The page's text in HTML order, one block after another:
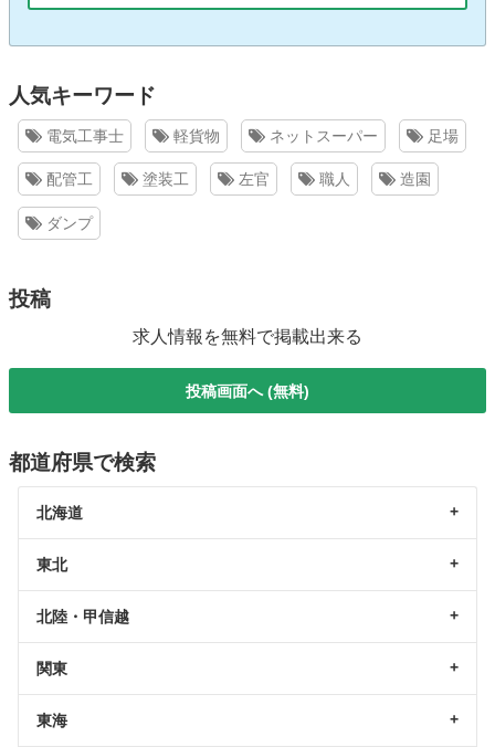
人気キーワード
電気工事士 軽貨物 ネットスーパー 足場
配管工 塗装工 左官 職人 造園
ダンプ
投稿
求人情報を無料で掲載出来る
投稿画面へ (無料)
都道府県で検索
北海道
東北
北陸・甲信越
関東
東海